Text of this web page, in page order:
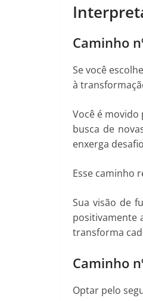
Caminho
Se você
à
Você é
busca de
enxerga
Esse caminho
Sua visão de
positivamente
transforma
Caminho
Optar pelo